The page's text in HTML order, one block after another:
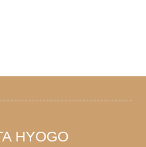
HYOGO